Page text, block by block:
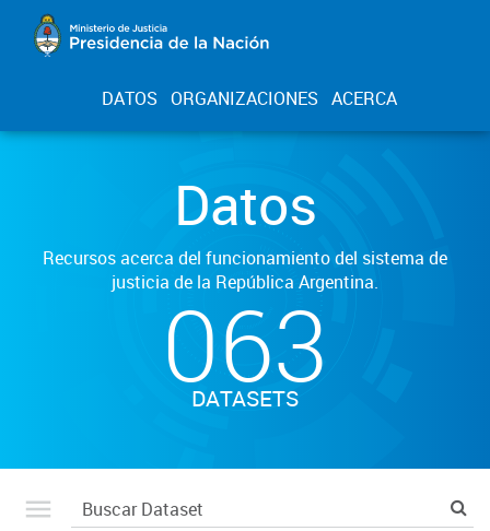
DATOS ORGANIZACIONES ACERCA
Datos
Recursos acerca del funcionamiento del sistema de
justicia de la República Argentina.
063
DATASETS